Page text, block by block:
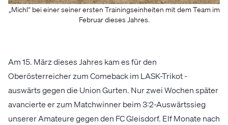
„Michl“ bei einer seiner ersten Trainingseinheiten mit dem Team im
Februar dieses Jahres.
Am 15. März dieses Jahres kam es für den
Oberösterreicher zum Comeback im LASK-Trikot -
auswärts gegen die Union Gurten. Nur zwei Wochen später
avancierte er zum Matchwinner beim 3:2-Auswärtssieg
unserer Amateure gegen den FC Gleisdorf. Elf Monate nach